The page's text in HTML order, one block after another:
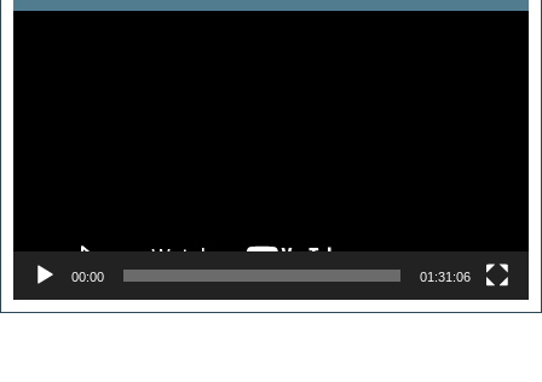
00:00 01:31:06